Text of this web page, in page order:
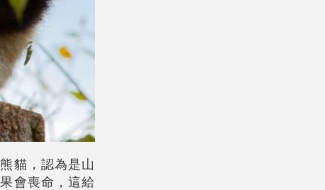
貓，認為是山
會喪命，這給